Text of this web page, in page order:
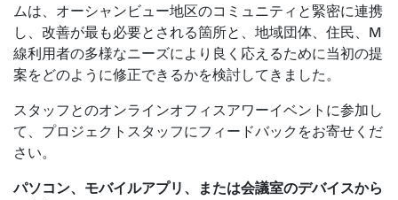
ムは、オーシャンビュー地区のコミュニティと緊密に連携
し、改善が最も必要とされる箇所と、地域団体、住民、M
線利用者の多様なニーズにより良く応えるために当初の提
案をどのように修正できるかを検討してきました。
スタッフとのオンラインオフィスアワーイベントに参加し
て、プロジェクトスタッフにフィードバックをお寄せくだ
さい。
パソコン、モバイルアプリ、または会議室のデバイスから